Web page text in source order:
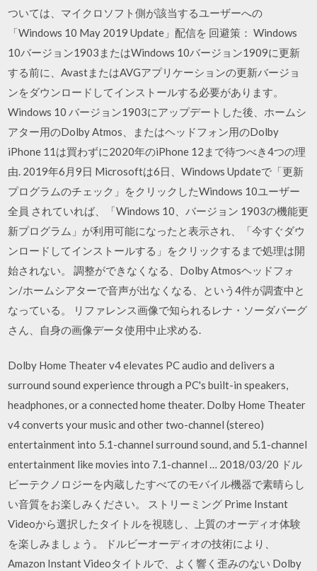
ついては、マイクロソフト側が該当するユーザーへの
「Windows 10 May 2019 Update」配信を 回避策： Windows
10バージョン1903またはWindows 10バージョン1909に更新
する前に、AvastまたはAVGアプリケーションの更新バージョ
ンをダウンロードしてインストールする必要があります。
Windows 10 バージョン1903にアップデートした後、ホームシ
アター用のDolby Atmos、またはヘッドフォン用のDolby
iPhone 11は買わずに2020年のiPhone 12まで待つべき4つの理
由. 2019年6月9日 Microsoftは6日、Windows Updateで「更新
プログラムのチェック」をクリックしたWindows 10ユーザー
全員 されていれば、「Windows 10、バージョン 1903の機能更
新プログラム」が利用可能になったと表示され、「今すぐダウ
ンロードしてインストールする」をクリックするまで処理は開
始されない。 調整ができなくなる、Dolby Atmosヘッドフォ
ン/ホームシアターで音声が出なくなる、という4件が調査中と
なっている。 リファレンス画像で知られるレナ・ソーダバーグ
さん、自身の画像データ使用中止求める.
Dolby Home Theater v4 elevates PC audio and delivers a
surround sound experience through a PC's built-in speakers,
headphones, or a connected home theater. Dolby Home Theater
v4 converts your music and other two-channel (stereo)
entertainment into 5.1-channel surround sound, and 5.1-channel
entertainment like movies into 7.1-channel … 2018/03/20 ドル
ビーテクノロジーを内蔵したすべてのモバイル機器で素晴らし
い音質をお楽しみください。 ストリーミング Prime Instant
Videoから選択したタイトルを視聴し、上質のオーディオ体験
を楽しみましょう。 ドルビーオーディオの技術により、
Amazon Instant Videoタイトルで、よく響く歪みのない Dolby